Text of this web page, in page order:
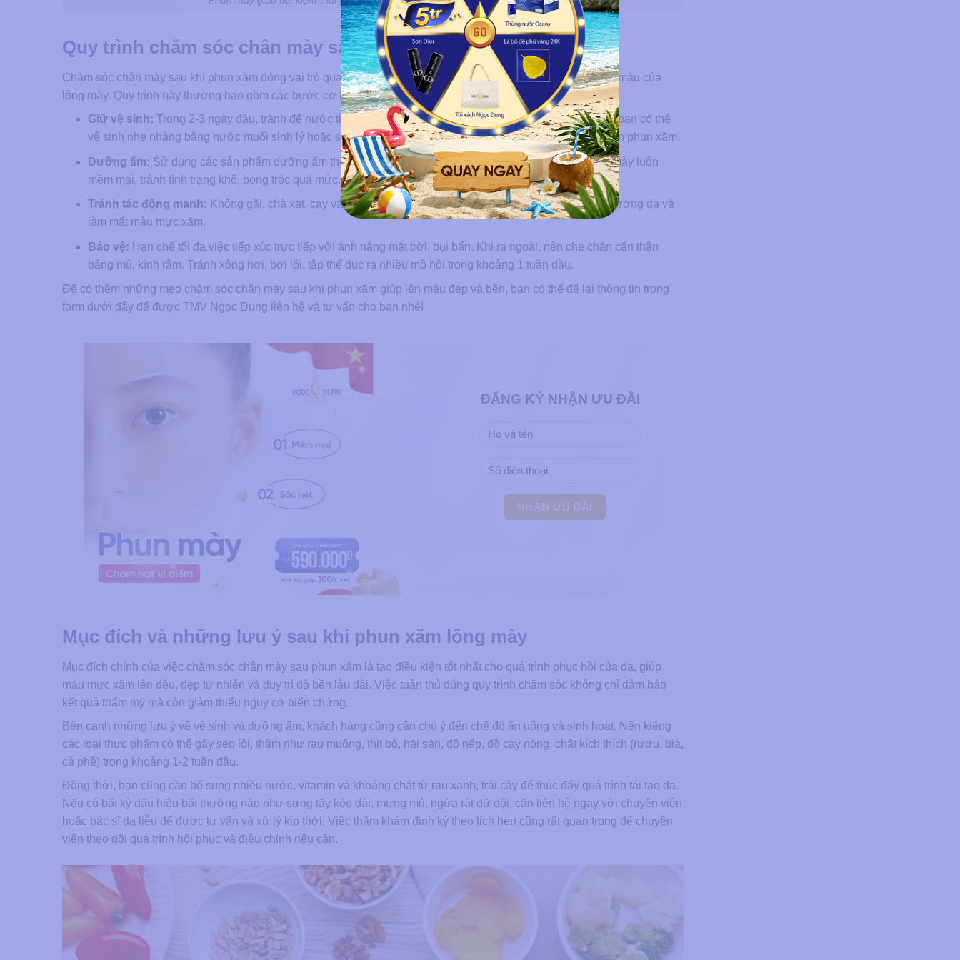
Quy trình chăm sóc chân mày sau khi phun xăm
Chăm sóc chân mày sau khi phun xăm đóng vai trò quan trọng trong việc đảm bảo kết quả thẩm mỹ và độ bền màu của
lông mày. Quy trình này thường bao gồm các bước cơ bản sau:
Giữ vệ sinh: Trong 2-3 ngày đầu, tránh để nước tiếp xúc trực tiếp với vùng chân mày vừa phun. Sau đó, bạn có thể
vệ sinh nhẹ nhàng bằng nước muối sinh lý hoặc sản phẩm chuyên dụng theo hướng dẫn của chuyên viên phun xăm.
Dưỡng ẩm: Sử dụng các sản phẩm dưỡng ẩm theo chỉ định của chuyên viên để giữ cho vùng da chân mày luôn
mềm mại, tránh tình trạng khô, bong tróc quá mức. Thoa một lớp mỏng, đều đặn 2-3 lần/ngày.
Tránh tác động mạnh: Không gãi, chà xát, cạy vảy hoặc tự ý bóc lớp vảy đang bong vì có thể gây tổn thương da và
làm mất màu mực xăm.
Bảo vệ: Hạn chế tối đa việc tiếp xúc trực tiếp với ánh nắng mặt trời, bụi bẩn. Khi ra ngoài, nên che chắn cẩn thận
bằng mũ, kính râm. Tránh xông hơi, bơi lội, tập thể dục ra nhiều mồ hôi trong khoảng 1 tuần đầu.
Để có thêm những mẹo chăm sóc chân mày sau khi phun xăm giúp lên màu đẹp và bền, bạn có thể để lại thông tin trong
form dưới đây để được TMV Ngọc Dung liên hệ và tư vấn cho bạn nhé!
ĐĂNG KÝ NHẬN ƯU ĐÃI
Mục đích và những lưu ý sau khi phun xăm lông mày
Mục đích chính của việc chăm sóc chân mày sau phun xăm là tạo điều kiện tốt nhất cho quá trình phục hồi của da, giúp
màu mực xăm lên đều, đẹp tự nhiên và duy trì độ bền lâu dài. Việc tuân thủ đúng quy trình chăm sóc không chỉ đảm bảo
kết quả thẩm mỹ mà còn giảm thiểu nguy cơ biến chứng.
Bên cạnh những lưu ý về vệ sinh và dưỡng ẩm, khách hàng cũng cần chú ý đến chế độ ăn uống và sinh hoạt. Nên kiêng
các loại thực phẩm có thể gây sẹo lồi, thâm như rau muống, thịt bò, hải sản, đồ nếp, đồ cay nóng, chất kích thích (rượu, bia,
cà phê) trong khoảng 1-2 tuần đầu.
Đồng thời, bạn cũng cần bổ sung nhiều nước, vitamin và khoáng chất từ rau xanh, trái cây để thúc đẩy quá trình tái tạo da.
Nếu có bất kỳ dấu hiệu bất thường nào như sưng tấy kéo dài, mưng mủ, ngứa rát dữ dội, cần liên hệ ngay với chuyên viên
hoặc bác sĩ da liễu để được tư vấn và xử lý kịp thời. Việc thăm khám định kỳ theo lịch hẹn cũng rất quan trọng để chuyên
viên theo dõi quá trình hồi phục và điều chỉnh nếu cần.